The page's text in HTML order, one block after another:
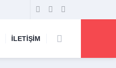
İLETİŞİM